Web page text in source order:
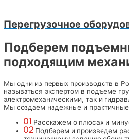
Перегрузочное
Подберем
подходящим
Мы одни из первых производств в
называться экспертом в подъеме
электромеханическими, так и
Мы создаем надежные и
Расскажем о плюсах и
Подберем и произведем